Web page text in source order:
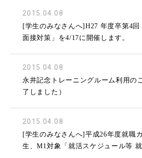
2015.04.08
[学生のみなさんへ]H27 年度卒第4回
面接対策」を4/17に開催します。
2015.04.08
永井記念トレーニングルーム利用の
了しました）
2015.04.08
[学生のみなさんへ]平成26年度就職
生、M1対象「就活スケジュール等